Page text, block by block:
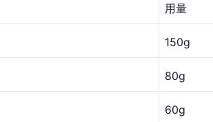
用量
150g
80g
60g